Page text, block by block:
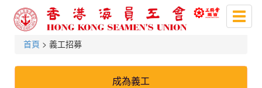
首頁 > 義工招募
成為義工